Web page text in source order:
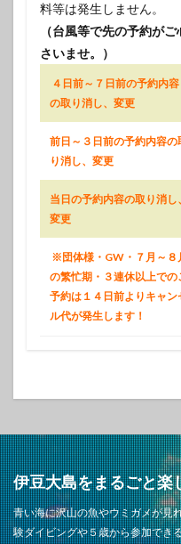
料等は発生しません。
（台風等で先の予約が
さいませ。）
４日前～７日前の予約内容
の取り消し、変更
前日～３日前の予約内容の
り消し、変更
当日の予約内容の取り消し、
変更
※団体様・GW・７月～８
の繁忙期・３連休以上での
予約は１４日前よりキャン
ル代が発生します！
伊豆大島をまるごと楽
青い海に沢山の魚やウミガメが見
験ダイビングや５歳から参加でき